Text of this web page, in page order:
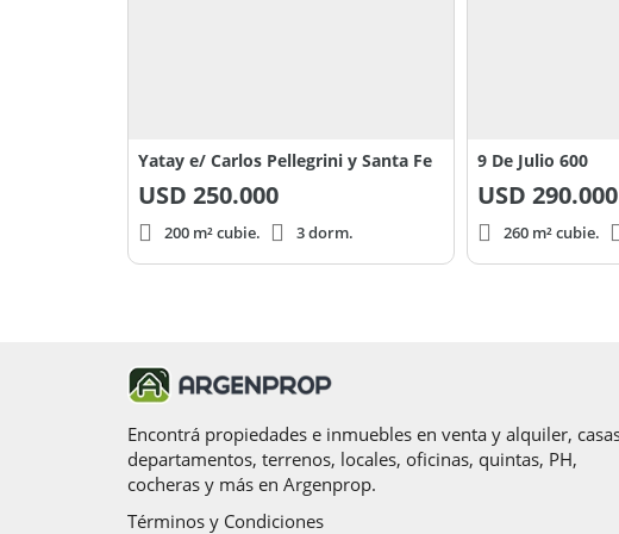
Próxima a la estación de Ramos Mejía.
Emplazada en un barrio residencial tranquilo y seguro.
Una propiedad única por dimensiones, calidad y
Contactanos para recibir más información y coordinar una
Yatay e/ Carlos Pellegrini y Santa Fe
USD 250.000
200 m² cubie. 3 dorm.
9 De Julio 600
USD 290.000
260 m² cubie.
Encontrá propiedades e inmuebles en venta y alquiler,
departamentos, terrenos, locales, oficinas, quintas, PH,
cocheras y más en Argenprop.
Términos y Condiciones